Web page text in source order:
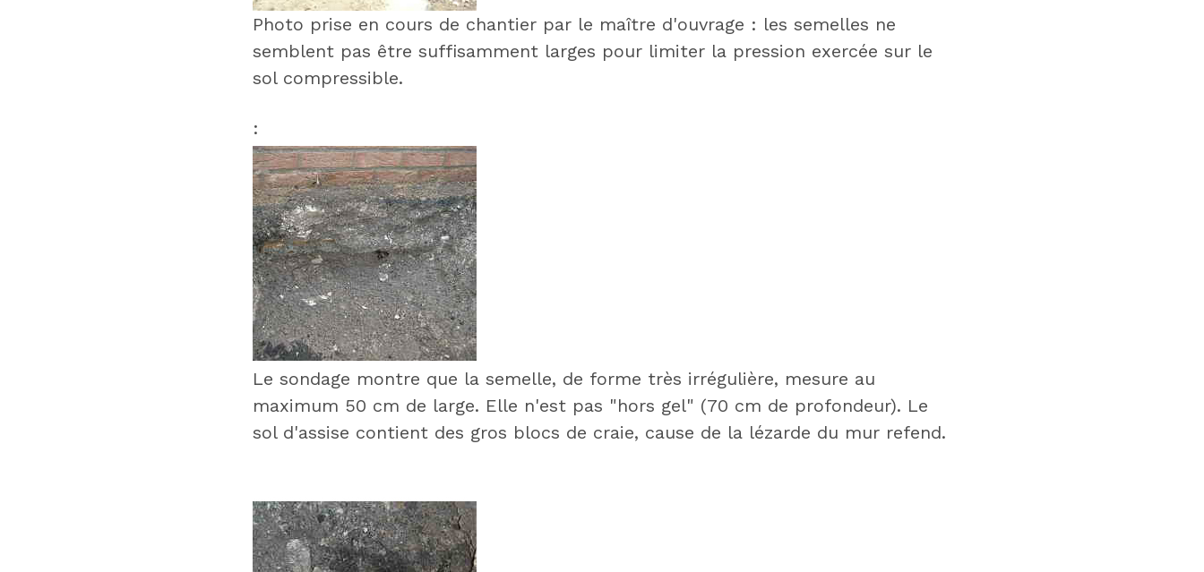
Photo prise en cours de chantier par le maître d'ouvrage : les semelles ne
semblent pas être suffisamment larges pour limiter la pression exercée sur le
sol compressible.
:
Le sondage montre que la semelle, de forme très irrégulière, mesure au
maximum 50 cm de large. Elle n'est pas "hors gel" (70 cm de profondeur). Le
sol d'assise contient des gros blocs de craie, cause de la lézarde du mur refend.